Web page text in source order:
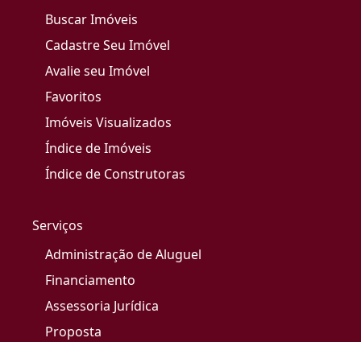
Buscar Imóveis
Cadastre Seu Imóvel
Avalie seu Imóvel
Favoritos
Imóveis Visualizados
Índice de Imóveis
Índice de Construtoras
Serviços
Administração de Aluguel
Financiamento
Assessoria Jurídica
Proposta